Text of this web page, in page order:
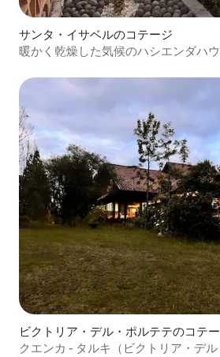
サンタ・イサベルのコテージ
暖かく乾燥した気候のハシエンダハ
ビクトリア・デル・ポルテテのコテ
クエンカ - タルキ（ビクトリア・デル